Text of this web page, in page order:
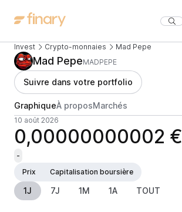
Invest Crypto-monnaies Mad Pepe
Mad PepeMADPEPE
Suivre dans votre portfolio
GraphiqueÀ proposMarchés
10 août 2026
0,00000000002 €
-
Prix
Capitalisation boursière
1J 7J 1M 1A TOUT